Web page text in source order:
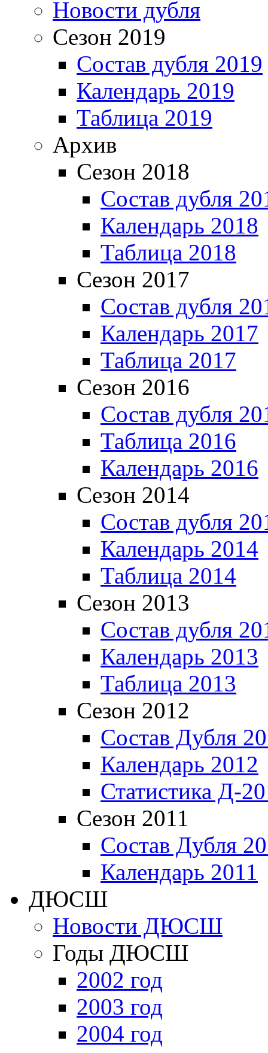
Новости дубля
Сезон 2019
Состав дубля 2019
Календарь 2019
Таблица 2019
Архив
Сезон 2018
Состав дубля
Календарь 2018
Таблица 2018
Сезон 2017
Состав дубля
Календарь 2017
Таблица 2017
Сезон 2016
Состав дубля
Таблица 2016
Календарь 2016
Сезон 2014
Состав дубля
Календарь 2014
Таблица 2014
Сезон 2013
Состав дубля
Календарь 2013
Таблица 2013
Сезон 2012
Состав Дубля
Календарь 2012
Статистика Д-
Сезон 2011
Состав Дубля
Календарь 2011
ДЮСШ
Новости ДЮСШ
Годы ДЮСШ
2002 год
2003 год
2004 год